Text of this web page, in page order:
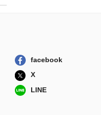
facebook
X
LINE